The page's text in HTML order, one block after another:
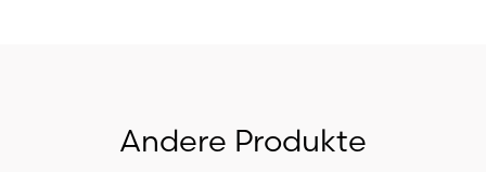
Andere Produkte